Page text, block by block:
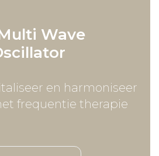
-
Wave
en harmoniseer
frequentie therapie